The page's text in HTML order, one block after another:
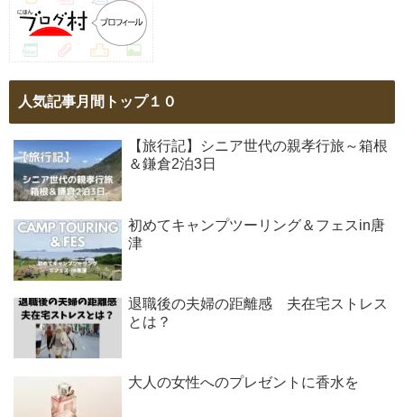
人気記事月間トップ１０
【旅行記】シニア世代の親孝行旅～箱根
＆鎌倉2泊3日
初めてキャンプツーリング＆フェスin唐
津
退職後の夫婦の距離感 夫在宅ストレス
とは？
大人の女性へのプレゼントに香水を